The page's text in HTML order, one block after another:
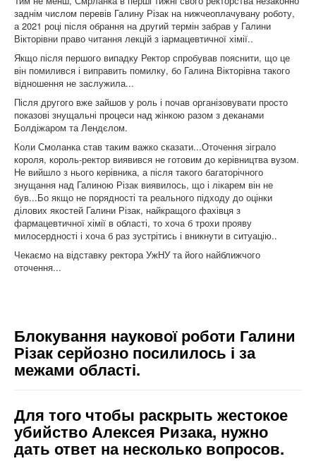
заднім числом перевів Галину Різак на нижчеоплачувану роботу,
а 2021 році після обрання на другий термін забрав у Галини
Вікторівни право читання лекцій з іармацевтичної хімії..
Якщо після першого випадку Ректор спробував пояснити, що це
він помилився і виправить помилку, бо Галина Вікторівна такого
відношення не заслужила...
Після другого вже зайшов у роль і почав організовувати просто
показові знущальні процеси над жінкою разом з деканами
Болдіжаром та Лендєлом.
Коли Смоланка став таким важко сказати...Оточення зіграло
короля, король-ректор виявився не готовим до керівництва вузом.
Не вийшло з нього керівника, а після такого багаторічного
знущання над Галиною Різак виявилось, що і лікарем він не
був...Бо якщо не порядності та реального підходу до оцінки
ділових якостей Галини Різак, найкращого фахівця з
фармацевтичної хімії в області, то хоча б трохи прояву
милосердності і хоча б раз зустрітись і вникнути в ситуацію..
Чекаємо на відставку ректора УжНУ та його найближчого
оточення...
Блокування наукової роботи Галини
Різак серйозно посилилось і за
межами області.
Для того чтобы раскрыть жестокое
убийство Алексея Ризака, нужно
дать ответ на несколько вопросов.